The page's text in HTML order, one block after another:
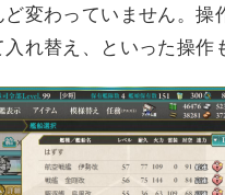
変わっていません。
れ替え、といった操作